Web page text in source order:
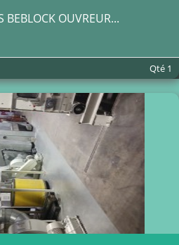
BEBLOCK OUVREUR...
Qté 1